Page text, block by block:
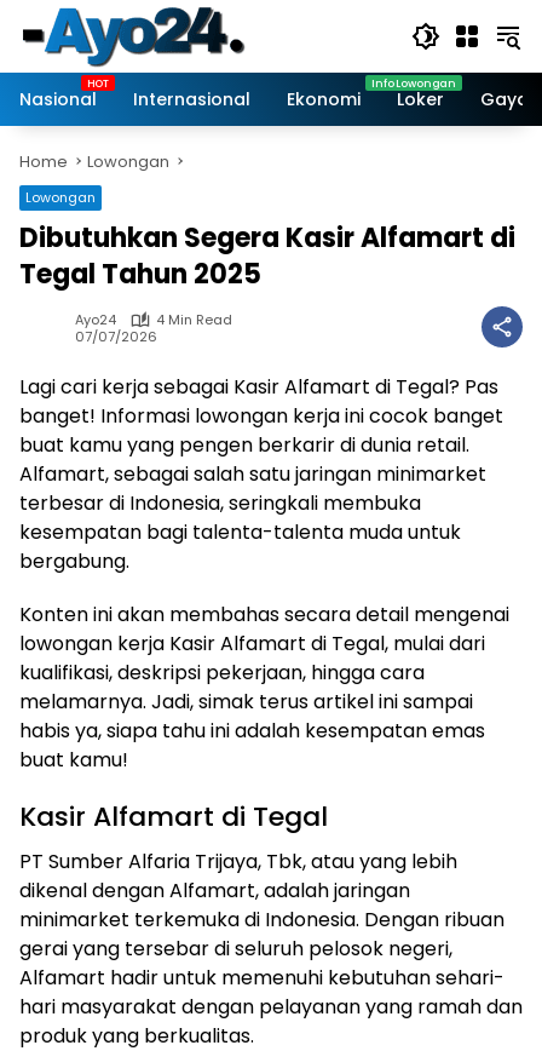
content
Nasional
Internasional Ekonomi Loker Gaya
Home Lowongan
Lowongan
Dibutuhkan Segera Kasir Alfamart di
Tegal Tahun 2025
Ayo24
4 Min Read
07/07/2026
Lagi cari kerja sebagai Kasir Alfamart di Tegal? Pas
banget! Informasi lowongan kerja ini cocok banget
buat kamu yang pengen berkarir di dunia retail.
Alfamart, sebagai salah satu jaringan minimarket
terbesar di Indonesia, seringkali membuka
kesempatan bagi talenta-talenta muda untuk
bergabung.
Konten ini akan membahas secara detail mengenai
lowongan kerja Kasir Alfamart di Tegal, mulai dari
kualifikasi, deskripsi pekerjaan, hingga cara
melamarnya. Jadi, simak terus artikel ini sampai
habis ya, siapa tahu ini adalah kesempatan emas
buat kamu!
Kasir Alfamart di Tegal
PT Sumber Alfaria Trijaya, Tbk, atau yang lebih
dikenal dengan Alfamart, adalah jaringan
minimarket terkemuka di Indonesia. Dengan ribuan
gerai yang tersebar di seluruh pelosok negeri,
Alfamart hadir untuk memenuhi kebutuhan sehari-
hari masyarakat dengan pelayanan yang ramah dan
produk yang berkualitas.